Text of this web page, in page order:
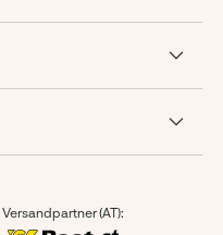
Versandpartner (AT):